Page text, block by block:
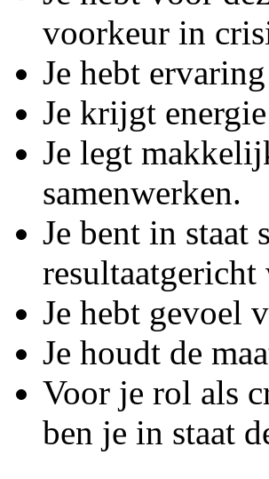
voorkeur in
Je hebt
Je krijgt
Je legt
samenwerken.
Je bent in staat
resultaatgericht
Je hebt gevoel
Je houdt de
Voor je rol als
ben je in staat